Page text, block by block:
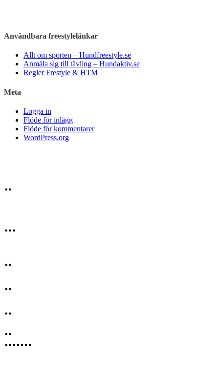
Användbara freestylelänkar
Allt om sporten – Hundfreestyle.se
Anmäla sig till tävling – Hundaktiv.se
Regler Frestyle & HTM
Meta
Logga in
Flöde för inlägg
Flöde för kommentarer
WordPress.org